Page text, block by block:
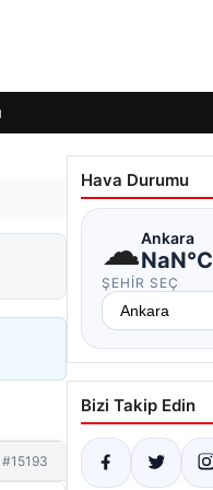
#15193
Hava Durumu
☁Ankara
NaN°C
ŞEHIR SEÇ
Bizi Takip Edin